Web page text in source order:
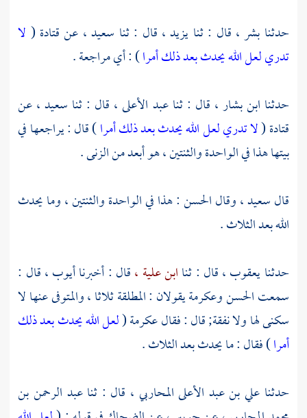
حدثنا بشر ، قال : ثنا يزيد ، قال : ثنا سعيد ، عنقتادة ( لا
تدري لعل الله يحدث بعد ذلك أمرا) : أي مراجعة .
حدثنا ابن بشار ، قال : ثناعبد الأعلى ، قال : ثنا سعيد ،عن
قتادة(لا تدري لعل الله يحدث بعد ذلك أمرا) قال : يراجعها في
بيتها هذا في الواحدة والثنتين ، هو أبعد من الزنى .
قالسعيد ،وقالالحسن: هذا في الواحدة والثنتين ، وما يحدث
الله بعد الثلاث .
حدثنا يعقوب ، قال : ثناابن علية ،قال : أخبرناأيوب ،قال :
سمعتالحسنوعكرمةيقولان : المطلقة ثلاثا ، والمتوفى عنها لا
سكنى لها ولا نفقة; قال : فقالعكرمة(لعل الله يحدث بعد ذلك
أمرا) فقال : ما يحدث بعد الثلاث .
حدثنا علي بن عبد الأعلى المحاربي ، قال : ثناعبد الرحمن بن